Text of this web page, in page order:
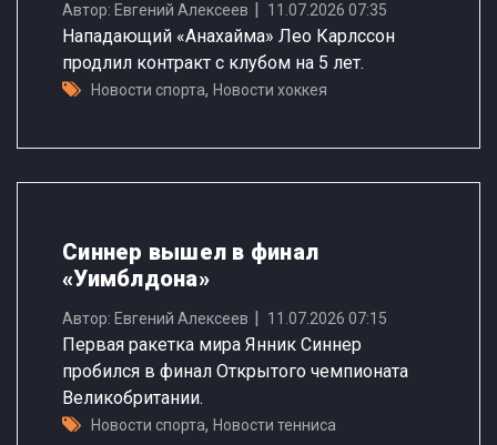
Автор: Евгений Алексеев 11.07.2026 07:35
Нападающий «Анахайма» Лео Карлссон
продлил контракт с клубом на 5 лет.
Новости спорта, Новости хоккея
Синнер вышел в финал
«Уимблдона»
Автор: Евгений Алексеев 11.07.2026 07:15
Первая ракетка мира Янник Синнер
пробился в финал Открытого чемпионата
Великобритании.
Новости спорта, Новости тенниса